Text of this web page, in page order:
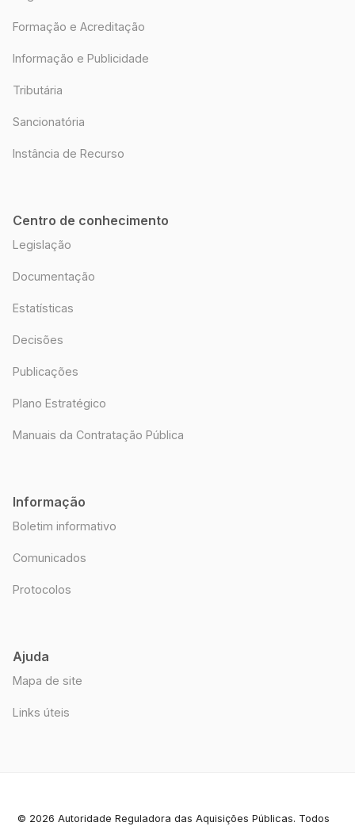
Formação e Acreditação
Informação e Publicidade
Tributária
Sancionatória
Instância de Recurso
Centro de conhecimento
Legislação
Documentação
Estatísticas
Decisões
Publicações
Plano Estratégico
Manuais da Contratação Pública
Informação
Boletim informativo
Comunicados
Protocolos
Ajuda
Mapa de site
Links úteis
© 2026 Autoridade Reguladora das Aquisições Públicas. Todos